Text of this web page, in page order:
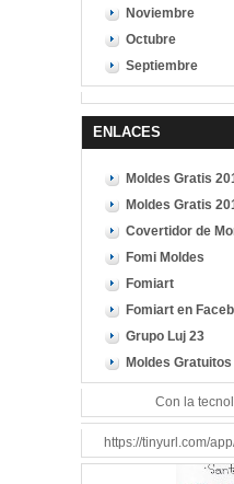
Noviembre
Octubre
Septiembre
ENLACES
Moldes Gratis
Moldes Gratis
Covertidor de
Fomi Moldes
Fomiart
Fomiart en
Grupo Luj 23
Moldes Gratuitos
Con la
https://tinyurl.com/